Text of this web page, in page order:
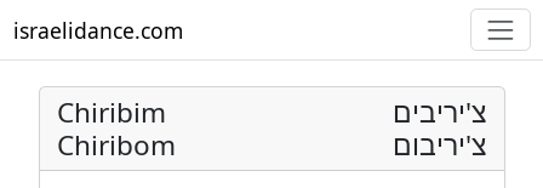
israelidance.com
Chiribim
Chiribom
צ'יריבים
צ'יריבום